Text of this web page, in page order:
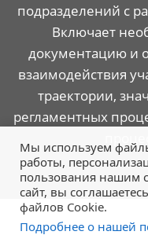
подразделений с
Включает
документацию и
взаимодействия
траектории,
регламентных
Мы используем
работы,
пользования нашим
сайт, вы
файлов Cookie.
Подробнее о нашей